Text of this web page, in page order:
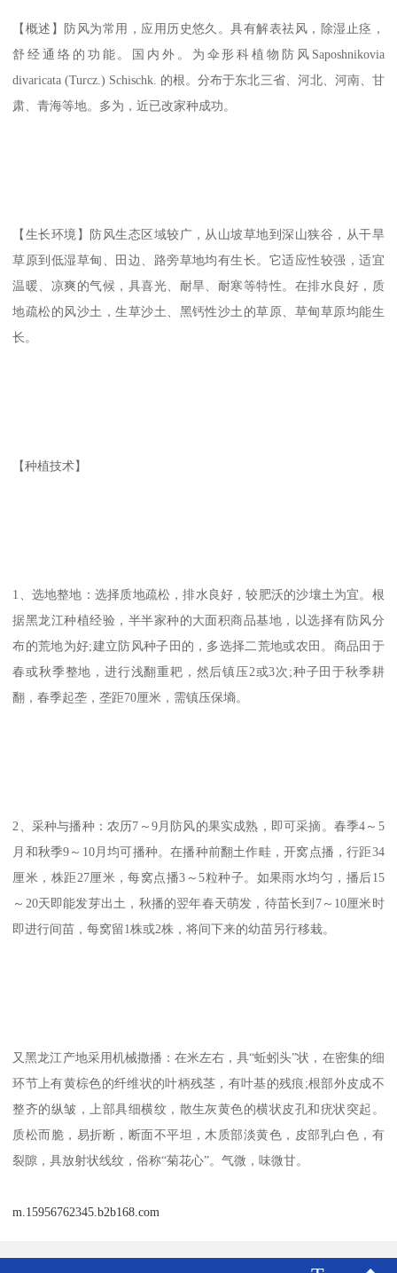
【概述】防风为常用，应用历史悠久。具有解表祛风，除湿止痉，
舒经通络的功能。国内外。为伞形科植物防风Saposhnikovia
divaricata (Turcz.) Schischk. 的根。分布于东北三省、河北、河南、甘
肃、青海等地。多为，近已改家种成功。
【生长环境】防风生态区域较广，从山坡草地到深山狭谷，从干旱
草原到低湿草甸、田边、路旁草地均有生长。它适应性较强，适宜
温暖、凉爽的气候，具喜光、耐旱、耐寒等特性。在排水良好，质
地疏松的风沙土，生草沙土、黑钙性沙土的草原、草甸草原均能生
长。
【种植技术】
1、选地整地：选择质地疏松，排水良好，较肥沃的沙壤土为宜。根
据黑龙江种植经验，半半家种的大面积商品基地，以选择有防风分
布的荒地为好;建立防风种子田的，多选择二荒地或农田。商品田于
春或秋季整地，进行浅翻重耙，然后镇压2或3次;种子田于秋季耕
翻，春季起垄，垄距70厘米，需镇压保墒。
2、采种与播种：农历7～9月防风的果实成熟，即可采摘。春季4～5
月和秋季9～10月均可播种。在播种前翻土作畦，开窝点播，行距34
厘米，株距27厘米，每窝点播3～5粒种子。如果雨水均匀，播后15
～20天即能发芽出土，秋播的翌年春天萌发，待苗长到7～10厘米时
即进行间苗，每窝留1株或2株，将间下来的幼苗另行移栽。
又黑龙江产地采用机械撒播：在米左右，具“蚯蚓头”状，在密集的细
环节上有黄棕色的纤维状的叶柄残茎，有叶基的残痕;根部外皮成不
整齐的纵皱，上部具细横纹，散生灰黄色的横状皮孔和疣状突起。
质松而脆，易折断，断面不平坦，木质部淡黄色，皮部乳白色，有
裂隙，具放射状线纹，俗称“菊花心”。气微，味微甘。
m.15956762345.b2b168.com